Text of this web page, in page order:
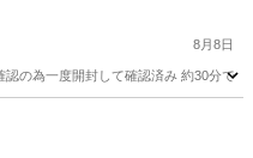
8月8日
の為一度開封して確認済み 約30分で